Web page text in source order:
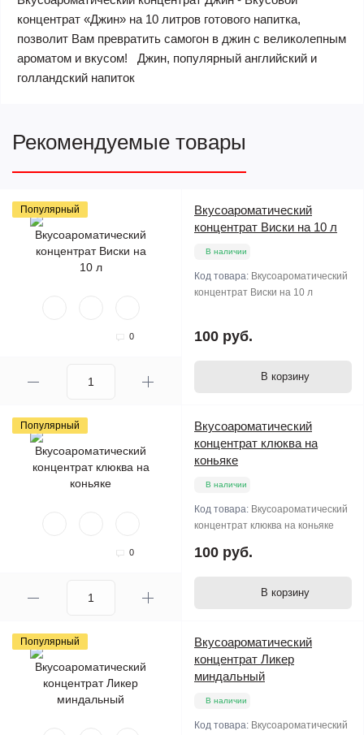
концентрат «Джин» на 10 литров готового напитка,
позволит Вам превратить самогон в джин с великолепным
ароматом и вкусом! Джин, популярный английский и
голландский напиток
Рекомендуемые товары
Популярный
0
Вкусоароматический
концентрат Виски на 10 л
В наличии
Код товара: Вкусоароматический
концентрат Виски на 10 л
100 руб.
В корзину
Популярный
0
Вкусоароматический
концентрат клюква на
коньяке
В наличии
Код товара: Вкусоароматический
концентрат клюква на коньяке
100 руб.
В корзину
Популярный
Вкусоароматический
концентрат Ликер
миндальный
В наличии
Код товара: Вкусоароматический